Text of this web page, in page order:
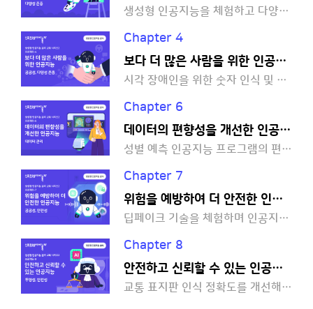
생성형 인공지능을 체험하고 다양성을 존중해야 하는 이유를 생각해 볼까요?
Chapter 4
보다 더 많은 사람을 위한 인공지능
시각 장애인을 위한 숫자 인식 및 안내 프로그램을 파이썬으로 만들어 볼까요?
Chapter 6
데이터의 편향성을 개선한 인공지능
성별 예측 인공지능 프로그램의 편향성 문제를 개선해 볼까요?
Chapter 7
위험을 예방하여 더 안전한 인공지능
딥페이크 기술을 체험하며 인공지능의 양면성을 살펴볼까요?
Chapter 8
안전하고 신뢰할 수 있는 인공지능
교통 표지판 인식 정확도를 개선해 보며 안전하고 신뢰할 수 있는 인공지능을 만들어 볼까요?